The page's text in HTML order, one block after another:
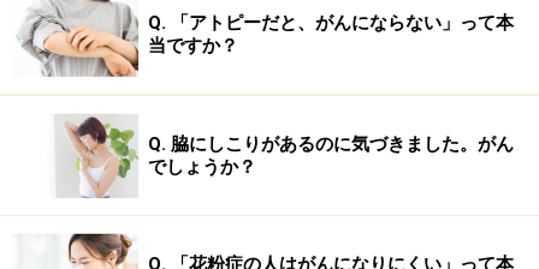
ります。
ただし、ナイトキャップとしてのお酒は、要注意。お酒
には依存性がありますから、どんどん量が多くなり、過
度の飲酒は覚醒作用がありますので、眠れなくなってい
きます。睡眠障害には、お医者さんに相談して睡眠導入
剤の服用も検討することをおすすめします。
Q. 「アトピーだと、がんにならない」って本
当ですか？
Q. 脇にしこりがあるのに気づきました。がん
でしょうか？
Q. 「花粉症の人はがんになりにくい」って本